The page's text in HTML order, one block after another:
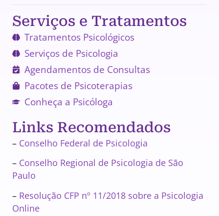
Serviços e Tratamentos
Tratamentos Psicológicos
Serviços de Psicologia
Agendamentos de Consultas
Pacotes de Psicoterapias
Conheça a Psicóloga
Links Recomendados
– Conselho Federal de Psicologia
– Conselho Regional de Psicologia de São
Paulo
– Resolução CFP nº 11/2018 sobre a Psicologia
Online